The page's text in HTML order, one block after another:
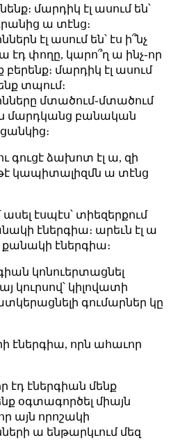
մարդիկ էլ ասում են՝
ա տէնց։
էլ ասում են՝ էս ի՞նչ
էդ փողը, կարո՞ղ ա ինչ֊որ
մարդիկ էլ ասում
ենք տպում։
մտածում֊մտածում
են մարդկանց բանական
գուցէ ձախոտ էլ ա, զի
կապիտալիզմն ա տէնց
ասել էսպէս՝ տիեզերքում
էներգիա։ արեւն էլ ա
քանակի էներգիա։
կոնուերտացնել
կուրսով՝ կիլովատի
գումարներ կը
էներգիա, որն ահաւոր
էդ էներգիան մենք
օգտագործել միայն
այն որոշակի
ա ենթարկւում մեզ